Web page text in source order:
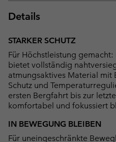
Details
STARKER SCHUTZ
Für Höchstleistung
bietet vollständig
atmungsaktives Material mit
Schutz und
ersten Bergfahrt bis zur
komfortabel und fokussiert
IN BEWEGUNG BLEIBEN
Für uneingeschränkte